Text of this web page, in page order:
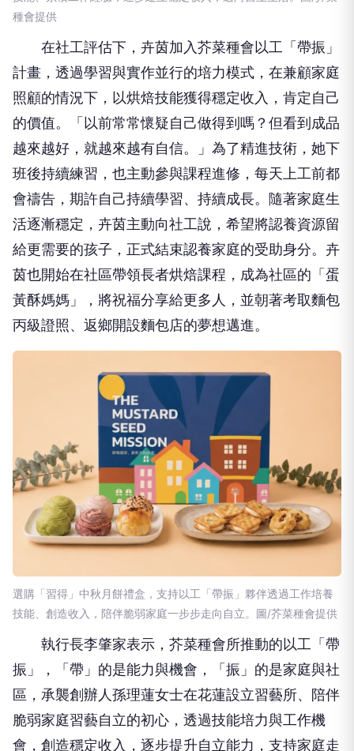
種會提供
在社工評估下，卉茵加入芥菜種會以工「帶振」
計畫，透過學習與實作並行的培力模式，在兼顧家庭
照顧的情況下，以烘焙技能獲得穩定收入，肯定自己
的價值。「以前常常懷疑自己做得到嗎？但看到成品
越來越好，就越來越有自信。」為了精進技術，她下
班後持續練習，也主動參與課程進修，每天上工前都
會禱告，期許自己持續學習、持續成長。隨著家庭生
活逐漸穩定，卉茵主動向社工說，希望將認養資源留
給更需要的孩子，正式結束認養家庭的受助身分。卉
茵也開始在社區帶領長者烘焙課程，成為社區的「蛋
黃酥媽媽」，將祝福分享給更多人，並朝著考取麵包
丙級證照、返鄉開設麵包店的夢想邁進。
選購「習得」中秋月餅禮盒，支持以工「帶振」夥伴透過工作培養
技能、創造收入，陪伴脆弱家庭一步步走向自立。圖/芥菜種會提供
執行長李肇家表示，芥菜種會所推動的以工「帶
振」，「帶」的是能力與機會，「振」的是家庭與社
區，承襲創辦人孫理蓮女士在花蓮設立習藝所、陪伴
脆弱家庭習藝自立的初心，透過技能培力與工作機
會，創造穩定收入，逐步提升自立能力，支持家庭走